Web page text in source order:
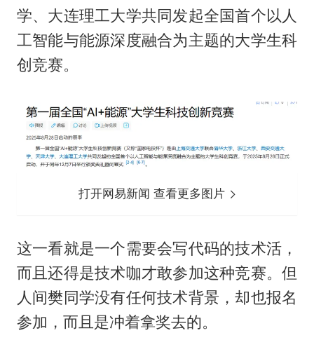
学、大连理工大学共同发起全国首个以人
工智能与能源深度融合为主题的大学生科
创竞赛。
打开网易新闻 查看更多图片
这一看就是一个需要会写代码的技术活，
而且还得是技术咖才敢参加这种竞赛。但
人间樊同学没有任何技术背景，却也报名
参加，而且是冲着拿奖去的。